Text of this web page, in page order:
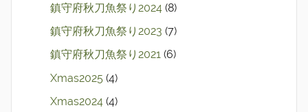
鎮守府秋刀魚祭り2024 (8)
鎮守府秋刀魚祭り2023 (7)
鎮守府秋刀魚祭り2021 (6)
Xmas2025 (4)
Xmas2024 (4)